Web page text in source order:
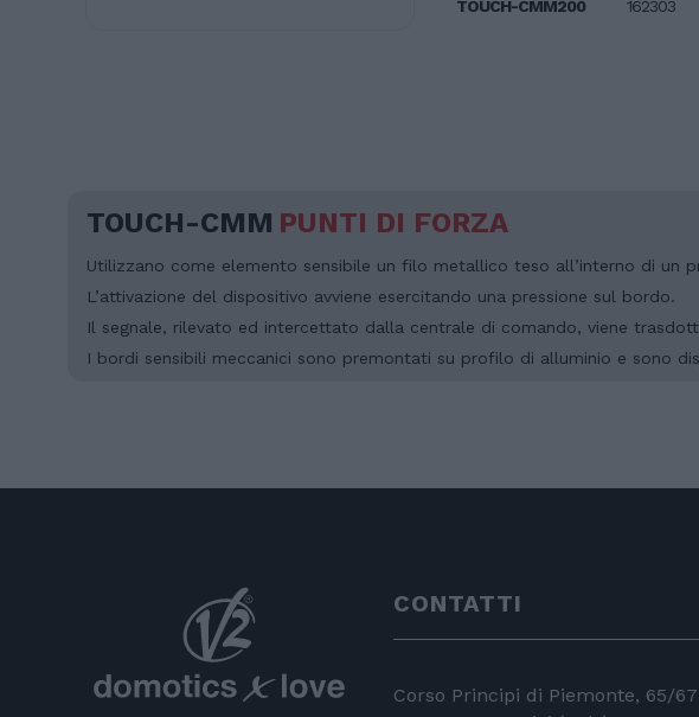
TOUCH-CMM200 162303
TOUCH-CMM PUNTI DI FORZA
Utilizzano come elemento sensibile un filo metallico teso all’interno di un
L’attivazione del dispositivo avviene esercitando una pressione sul bordo.
Il segnale, rilevato ed intercettato dalla centrale di comando, viene
I bordi sensibili meccanici sono premontati su profilo di alluminio e sono
CONTATTI
Corso Principi di Piemonte, 65/67